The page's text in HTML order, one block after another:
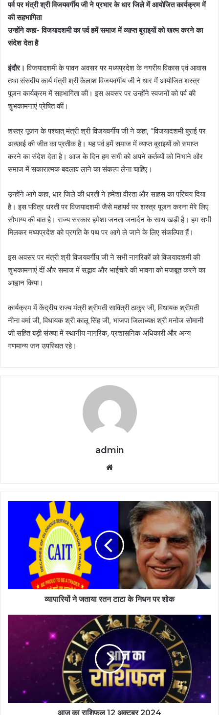
पर्व पर मंत्री श्री विजयवर्गीय जी ने प्रभार के धार जिले में आयोजित कार्यक्रम में
की सहभागिता
उन्होंने कहा- विजयादशमी का पर्व हमें समाज में व्याप्त बुराइयों को खत्म करने का
संदेश देता है
इंदौर। विजयादशमी के पावन अवसर पर मध्यप्रदेश के नगरीय विकास एवं आवास
तथा संसदीय कार्य मंत्री श्री कैलाश विजयवर्गीय जी ने धार में आयोजित शस्त्र
पूजन कार्यक्रम में सहभागिता की। इस अवसर पर उन्होंने स्वजनों को पर्व की
शुभकामनाएं प्रेषित कीं।
शस्त्र पूजन के पश्चात् मंत्री श्री विजयवर्गीय जी ने कहा, “विजयादशमी बुराई पर
अच्छाई की जीत का प्रतीक है। यह पर्व हमें समाज में व्याप्त बुराइयों को समाप्त
करने का संदेश देता है। आज के दिन हम सभी को अपने कर्तव्यों को निभाने और
समाज में सकारात्मक बदलाव लाने का संकल्प लेना चाहिए।
उन्होंने आगे कहा, धार जिले की धरती ने हमेशा वीरता और साहस का परिचय दिया
है। इस पवित्र धरती पर विजयादशमी जैसे महापर्व पर शस्त्र पूजन करना मेरे लिए
सौभाग्य की बात है। राज्य सरकार हमेशा जनता जनार्दन के साथ खड़ी है। हम सभी
मिलकर मध्यप्रदेश को प्रगति के पथ पर आगे ले जाने के लिए संकल्पित हैं।
इस अवसर पर मंत्री श्री विजयवर्गीय जी ने सभी नागरिकों को विजयादशमी की
शुभकामनाएं दीं और समाज में सद्भाव और भाईचारे की भावना को मजबूत करने का
आह्वान किया।
कार्यक्रम में केंद्रीय राज्य मंत्री श्रीमती सावित्री ठाकुर जी, विधायक श्रीमती
नीना वर्मा जी, विधायक श्री कालू सिंह जी, भाजपा जिलाध्यक्ष श्री मनोज सोमानी
जी सहित बड़ी संख्या में स्थानीय नागरिक, प्रशासनिक अधिकारी और अन्य
गणमान्य जन उपस्थित रहे।
admin
व्यापारियों ने जताया रतन टाटा के निधन पर शोक
आज का राशिफल 12 अक्टूबर 2024